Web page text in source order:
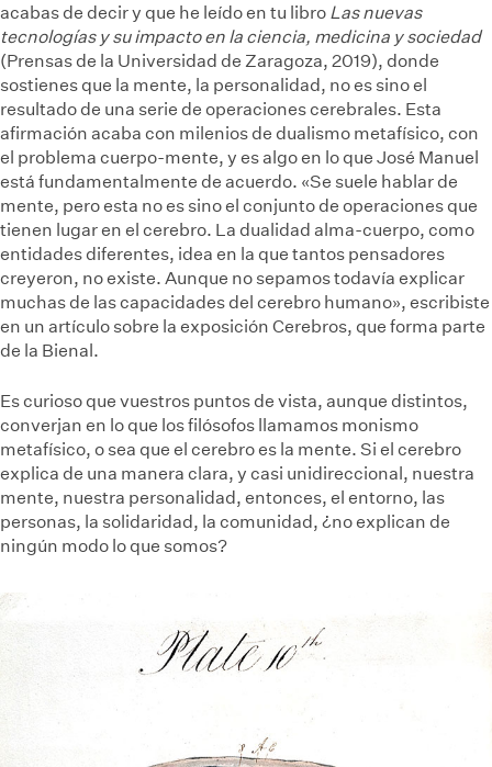
acabas de decir y que he leído en tu libro Las nuevas
tecnologías y su impacto en la ciencia, medicina y sociedad
(Prensas de la Universidad de Zaragoza, 2019), donde
sostienes que la mente, la personalidad, no es sino el
resultado de una serie de operaciones cerebrales. Esta
afirmación acaba con milenios de dualismo metafísico, con
el problema cuerpo-mente, y es algo en lo que José Manuel
está fundamentalmente de acuerdo. «Se suele hablar de
mente, pero esta no es sino el conjunto de operaciones que
tienen lugar en el cerebro. La dualidad alma-cuerpo, como
entidades diferentes, idea en la que tantos pensadores
creyeron, no existe. Aunque no sepamos todavía explicar
muchas de las capacidades del cerebro humano», escribiste
en un artículo sobre la exposición Cerebros, que forma parte
de la Bienal.
Es curioso que vuestros puntos de vista, aunque distintos,
converjan en lo que los filósofos llamamos monismo
metafísico, o sea que el cerebro es la mente. Si el cerebro
explica de una manera clara, y casi unidireccional, nuestra
mente, nuestra personalidad, entonces, el entorno, las
personas, la solidaridad, la comunidad, ¿no explican de
ningún modo lo que somos?